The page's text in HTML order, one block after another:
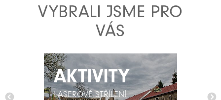
VYBRALI JSME PRO
VÁS
AKTIVITY
LASEROVÉ STŘÍLENÍ
AKTIVITY
LASEROVÉ STŘÍLENÍ